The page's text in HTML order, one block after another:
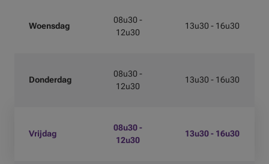
Woensdag
08u30 -
12u30
13u30 - 16u30
Donderdag
08u30 -
12u30
13u30 - 16u30
Vrijdag
08u30 -
12u30
13u30 - 16u30